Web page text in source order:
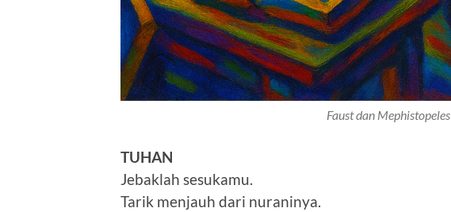
Faust dan Mephistopeles
TUHAN
Jebaklah sesukamu.
Tarik menjauh dari nuraninya.